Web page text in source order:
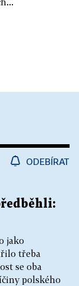
ODEBÍRAT
jako
třeba
se oba
polského